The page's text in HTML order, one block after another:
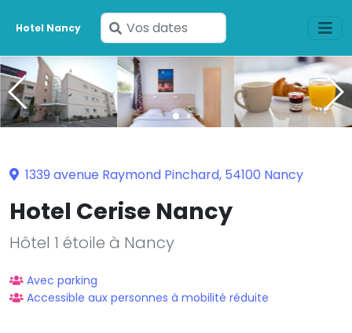
Hotel Nancy
Saisissez
vos
dates
1339 avenue Raymond Pinchard, 54100 Nancy
Hotel Cerise Nancy
Hôtel 1 étoile à Nancy
Avec parking
Accessible aux personnes à mobilité réduite